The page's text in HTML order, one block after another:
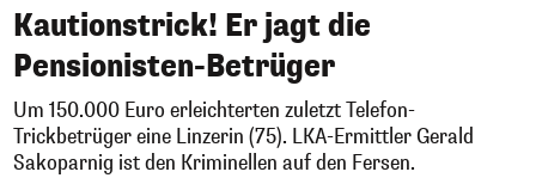
Kautionstrick! Er jagt die
Pensionisten-Betrüger
Um 150.000 Euro erleichterten zuletzt Telefon-
Trickbetrüger eine Linzerin (75). LKA-Ermittler Gerald
Sakoparnig ist den Kriminellen auf den Fersen.